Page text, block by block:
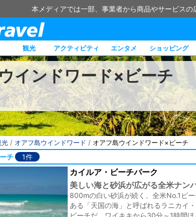
本メディアでは一部、事業者から商品やサービス
観光 アクティビティ エンタメ ショッピング
インドワード×ビーチ
光 / オアフ島ウインドワード / オアフ島ウインドワード×ビーチ
チ 1件
カイルア・ビーチパーク
美しい海と砂浜が広がる全米ナン
800mの白い砂浜が続く、全米No.1ビ
ある「天国の海」と呼ばれるラニカイ
ビーチだ。ワイキキから30分～1時間